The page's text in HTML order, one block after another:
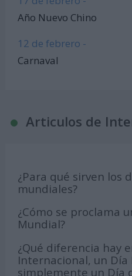
Año Nuevo Chino
12 de febrero -
Carnaval
Articulos de
¿Para qué sirven los
mundiales?
¿Cómo se proclama
Mundial?
¿Qué diferencia hay
Internacional, un Día
simplemente un Día